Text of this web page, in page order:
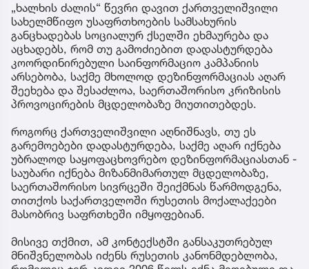
„ხალხის ძალის“ წევრი დავით ქართველიშვილი
სახელმწიფო უსაფრთხოების სამსახურის
განცხადებას სოციალურ ქსელში ეხმაურება და
აცხადებს, რომ თუ გამოძიებით დადასტურდება
კოორდინირებული საინფორმაციო კამპანიის
არსებობა, საქმე მხოლოდ დეზინფორმაციას აღარ
შეეხება და შესაძლოა, საერთაშორისო კრიზისის
პროვოცირების მცდელობაზე მიუთითებდეს.
როგორც ქართველიშვილი აღნიშნავს, თუ ეს
გარემოებები დადასტურდება, საქმე აღარ იქნება
უბრალოდ საყოფაცხოვრებო დეზინფორმაციასთან -
საუბარი იქნება მიზანმიმართულ მცდელობაზე,
საერთაშორისო სივრცეში შეიქმნას წარმოდგენა,
თითქოს საქართველოში რუსეთის მოქალაქეები
მასობრივ საფრთხეში იმყოფებიან.
მისივე თქმით, ამ კონტექსტში განსაკუთრებულ
მნიშვნელობას იძენს რუსეთის კანონმდებლობა,